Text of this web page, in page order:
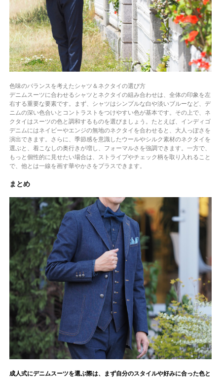
色味のバランスを考えたシャツ＆ネクタイの選び方
デニムスーツに合わせるシャツとネクタイの組み合わせは、全体の印象を左
右する重要な要素です。まず、シャツはシンプルな白や淡いブルーなど、デ
ニムの深い色合いとコントラストをつけやすい色が基本です。その上で、ネ
クタイはスーツの色と調和するものを選びましょう。たとえば、インディゴ
デニムにはネイビーやエンジの無地のネクタイを合わせると、大人っぽさを
演出できます。さらに、季節感を意識したウールやシルク素材のネクタイを
選ぶと、着こなしの奥行きが増し、フォーマルさを強調できます。一方で、
もっと個性的に見せたい場合は、ストライプやチェック柄を取り入れること
で、他とは一線を画す華やかさをプラスできます。
まとめ
成人式にデニムスーツを選ぶ際は、まず自分のスタイルや好みに合った色と